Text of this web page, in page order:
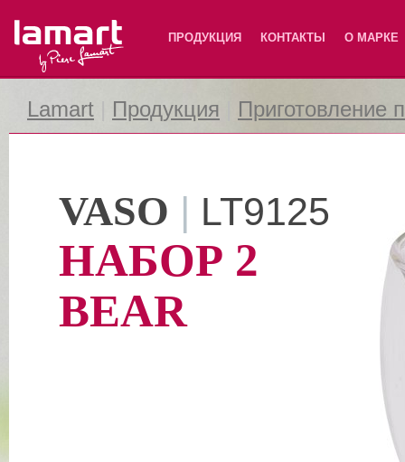
Lamart ПРОДУКЦИЯ КОНТАКТЫ О МАРКЕ
Lamart Продукция Приготовление
VASO | LT9125
НАБОР 2
BEAR